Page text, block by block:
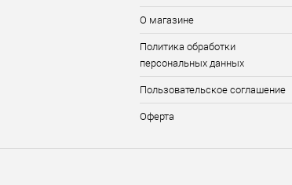
О магазине
Политика обработки
персональных данных
Пользовательское соглашение
Оферта